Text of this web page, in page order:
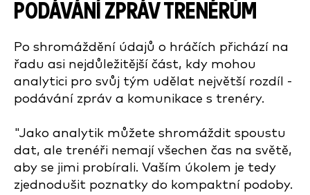
PODÁVÁNÍ ZPRÁV TRENÉRŮM
Po shromáždění údajů o hráčích přichází na
řadu asi nejdůležitější část, kdy mohou
analytici pro svůj tým udělat největší rozdíl -
podávání zpráv a komunikace s trenéry.
"Jako analytik můžete shromáždit spoustu
dat, ale trenéři nemají všechen čas na světě,
aby se jimi probírali. Vaším úkolem je tedy
zjednodušit poznatky do kompaktní podoby.